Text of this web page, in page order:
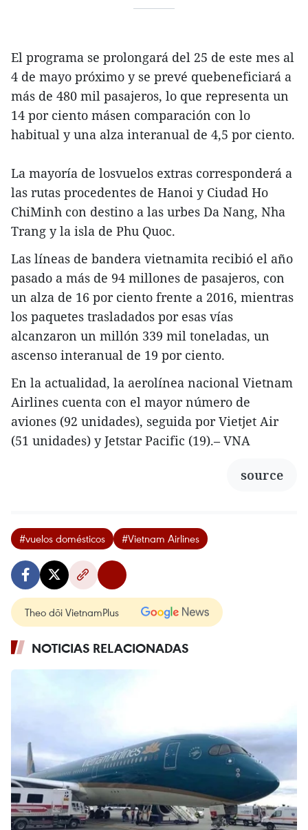
El programa se prolongará del 25 de este mes al
4 de mayo próximo y se prevé quebeneficiará a
más de 480 mil pasajeros, lo que representa un
14 por ciento másen comparación con lo
habitual y una alza interanual de 4,5 por ciento.
La mayoría de losvuelos extras corresponderá a
las rutas procedentes de Hanoi y Ciudad Ho
ChiMinh con destino a las urbes Da Nang, Nha
Trang y la isla de Phu Quoc.
Las líneas de bandera vietnamita recibió el año
pasado a más de 94 millones de pasajeros, con
un alza de 16 por ciento frente a 2016, mientras
los paquetes trasladados por esas vías
alcanzaron un millón 339 mil toneladas, un
ascenso interanual de 19 por ciento.
En la actualidad, la aerolínea nacional Vietnam
Airlines cuenta con el mayor número de
aviones (92 unidades), seguida por Vietjet Air
(51 unidades) y Jetstar Pacific (19).– VNA
source
#vuelos domésticos #Vietnam Airlines
Theo dõi VietnamPlus
NOTICIAS RELACIONADAS